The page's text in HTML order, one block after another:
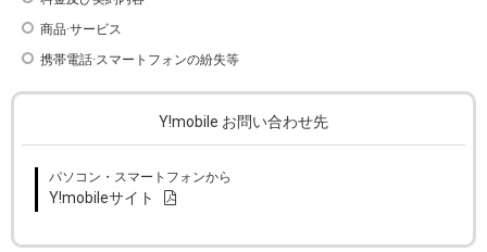
商品·サービス
携帯電話·スマートフォンの紛失等
Y!mobile お問い合わせ先
パソコン・スマートフォンから
Y!mobileサイト